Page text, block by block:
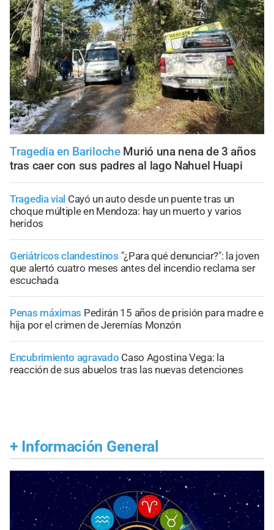
Tragedia en Bariloche Murió una nena de 3 años
tras caer con sus padres al lago Nahuel Huapi
Tragedia vial Cayó un auto desde un puente tras un
choque múltiple en Mendoza: hay un muerto y varios
heridos
Geriátricos clandestinos "¿Para qué denunciar?": la joven
que alertó cuatro meses antes del incendio reclama ser
escuchada
Penas máximas Pedirán 15 años de prisión para madre e
hija por el crimen de Jeremías Monzón
Encubrimiento agravado Caso Agostina Vega: la
reacción de sus abuelos tras las nuevas detenciones
+ Información General